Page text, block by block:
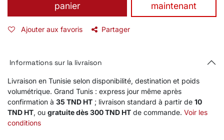
panier
maintenant
Ajouter aux favoris Partager
Informations sur la livraison
Livraison en Tunisie selon disponibilité, destination et poids
volumétrique. Grand Tunis : express jour même après
confirmation à 35 TND HT ; livraison standard à partir de 10
TND HT, ou gratuite dès 300 TND HT de commande. Voir les
conditions